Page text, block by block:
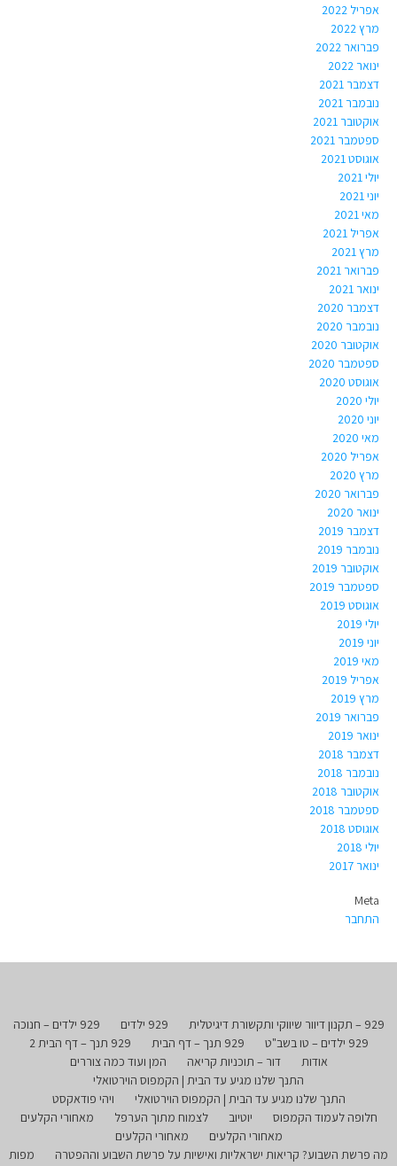
אפריל 2022
מרץ 2022
פברואר 2022
ינואר 2022
דצמבר 2021
נובמבר 2021
אוקטובר 2021
ספטמבר 2021
אוגוסט 2021
יולי 2021
יוני 2021
מאי 2021
אפריל 2021
מרץ 2021
פברואר 2021
ינואר 2021
דצמבר 2020
נובמבר 2020
אוקטובר 2020
ספטמבר 2020
אוגוסט 2020
יולי 2020
יוני 2020
מאי 2020
אפריל 2020
מרץ 2020
פברואר 2020
ינואר 2020
דצמבר 2019
נובמבר 2019
אוקטובר 2019
ספטמבר 2019
אוגוסט 2019
יולי 2019
יוני 2019
מאי 2019
אפריל 2019
מרץ 2019
פברואר 2019
ינואר 2019
דצמבר 2018
נובמבר 2018
אוקטובר 2018
ספטמבר 2018
אוגוסט 2018
יולי 2018
ינואר 2017
Meta
התחבר
929 – תקנון דיוור שיווקי ותקשורת דיגיטלית 929 ילדים
929 ילדים – חנוכה
929 ילדים – טו בשב"ט
929 תנך – דף הבית
929 תנך – דף הבית 2
אודות
דור – תוכניות קריאה
המן ועוד כמה צוררים
התנך שלנו מגיע עד הבית | הקמפוס הוירטואלי
התנך שלנו מגיע עד הבית | הקמפוס הוירטואלי
ויהי פודאקסט
חלופה לעמוד הקמפוס
יוטיוב לצמוח מתוך הערפל
מאחורי הקלעים
מאחורי הקלעים
מאחורי הקלעים
מה פרשת השבוע? קריאות ישראליות ואישיות על פרשת השבוע וההפטרה
מפות